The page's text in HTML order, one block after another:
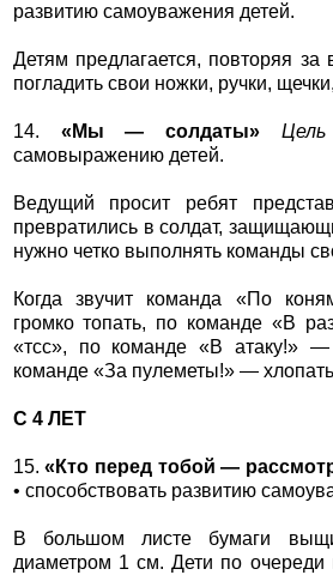
развитию самоуважения детей.
Детям предлагается, повторяя за
погладить свои ножки, ручки,
14. «Мы — солдаты» Цель
самовыражению детей.
Ведущий просит ребят
превратились в солдат,
нужно четко выполнять команды
Когда звучит команда «По
громко топать, по команде «В
«тсс», по команде «В атаку!» —
команде «За пулеметы!» —
С 4 ЛЕТ
15.«Кто перед тобой —
• способствовать развитию
В большом листе бумаги
диаметром 1 см. Дети по очереди